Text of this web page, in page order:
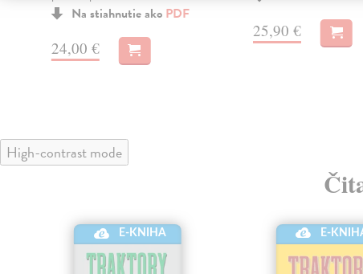
Na stiahnutie ako PDF
24,00 €
25,90 €
High-contrast mode
E-KNIHA E-